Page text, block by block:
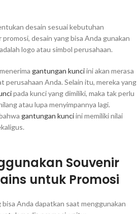
desain sesuai kebutuhan
desain yang bisa Anda gunakan
logo atau simbol perusahaan.
gantungan kunciini akan merasa
perusahaan Anda. Selain itu, mereka yang
pada kunci yang dimiliki, maka tak perlu
atau lupa menyimpannya lagi.
gantungan kunciini memiliki nilai
Souvenir
untuk Promosi
Anda dapatkan saat menggunakan